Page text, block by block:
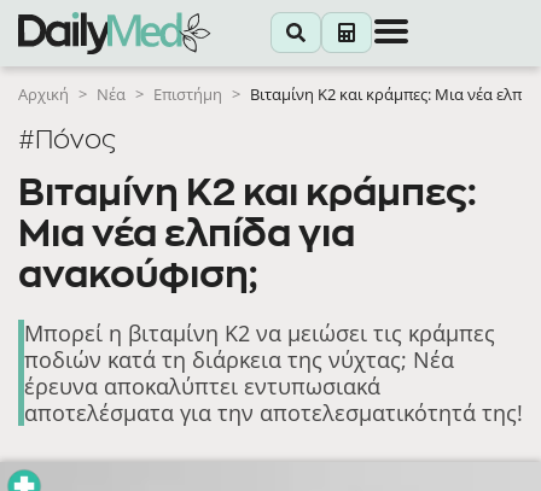
Αρχική > Νέα > Επιστήμη > Βιταμίνη K2 και κράμπες: Μια νέα
#Πόνος
Βιταμίνη K2 και κράμπες:
Μια νέα ελπίδα για
ανακούφιση;
Μπορεί η βιταμίνη K2 να μειώσει τις κράμπες
ποδιών κατά τη διάρκεια της νύχτας; Νέα
έρευνα αποκαλύπτει εντυπωσιακά
αποτελέσματα για την αποτελεσματικότητά της!